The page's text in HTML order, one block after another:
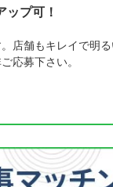
ップ可！
店舗もキレイで明
応募下さい。